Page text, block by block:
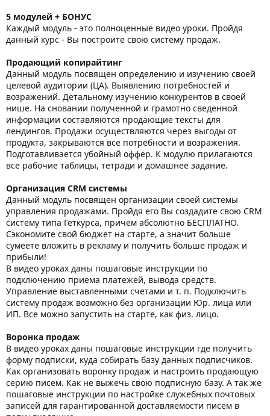
5 модулей + БОНУС
Каждый модуль - это полноценные видео уроки. Пройдя
данный курс - Вы построите свою систему продаж.
Продающий копирайтинг
Данный модуль посвящен определению и изучению своей
целевой аудитории (ЦА). Выявлению потребностей и
возражений. Детальному изучению конкурентов в своей
нише. На сновании полученной и грамотно сведенной
информации составляются продающие тексты для
лендингов. Продажи осуществляются через выгоды от
продукта, закрываются все потребности и возражения.
Подготавливается убойный оффер. К модулю прилагаются
все рабочие таблицы, тетради и домашнее задание.
Организация CRM системы
Данный модуль посвящен организации своей системы
управления продажами. Пройдя его Вы создадите свою CRM
систему типа Геткурса, причем абсолютно БЕСПЛАТНО.
Сэкономите свой бюджет на старте, а значит больше
сумеете вложить в рекламу и получить больше продаж и
прибыли!
В видео уроках даны пошаговые инструкции по
подключению приема платежей, вывода средств.
Управление выставленными счетами и т. п. Подключить
систему продаж возможно без организации Юр. лица или
ИП. Все можно запустить на старте, как физ. лицо.
Воронка продаж
В видео уроках даны пошаговые инструкции где получить
форму подписки, куда собирать базу данных подписчиков.
Как организовать воронку продаж и настроить продающую
серию писем. Как не выжечь свою подписную базу. А так же
пошаговые инструкции по настройке служебных почтовых
записей для гарантированной доставляемости писем в